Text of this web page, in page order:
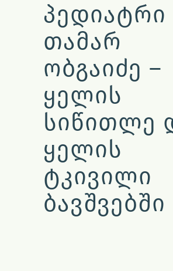
ᲞᲔᲓᲘᲐᲢᲠᲘ
ᲗᲐᲛᲐᲠ
ᲝᲑᲒᲐᲘᲫᲔ –
ᲧᲔᲚᲘᲡ
ᲡᲘᲬᲘᲗᲚᲔ
ᲧᲔᲚᲘᲡ
ᲢᲙᲘᲕᲘᲚᲘ
ᲑᲐᲕᲨᲕᲔᲑᲨᲘ